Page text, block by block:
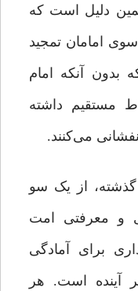
دلیل است که
امامان تمجید
بدون آنکه امام
مستقیم داشته
می‌کنند.
گذشته، از یک‌ سو
و معرفتی امت
برای آمادگی
آینده است. هر